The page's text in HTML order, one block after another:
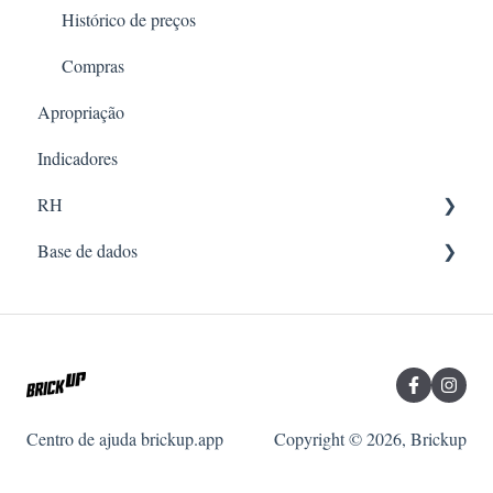
Relatórios financeiros
Histórico de preços
Compras
Apropriação
Indicadores
RH
Documentos
Base de dados
Clientes
RH
Centro de ajuda brickup.app Copyright © 2026, Brickup